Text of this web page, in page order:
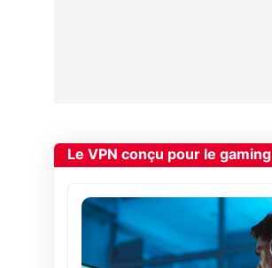
Le VPN conçu pour le gaming